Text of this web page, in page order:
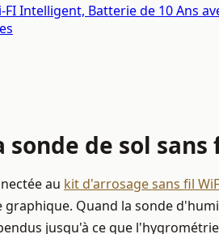
Intelligent, Batterie de 10 Ans
sonde de sol
au kit d'arrosage sans fil
graphique. Quand la sonde
jusqu'à ce que